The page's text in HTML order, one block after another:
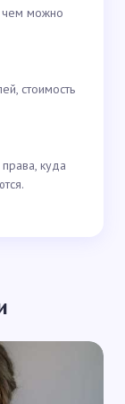
чем можно
стоимость
куда